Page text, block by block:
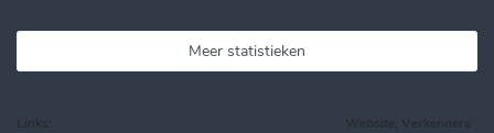
Meer statistieken